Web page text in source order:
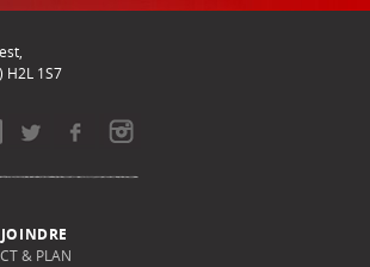
H2L 1S7
& PLAN